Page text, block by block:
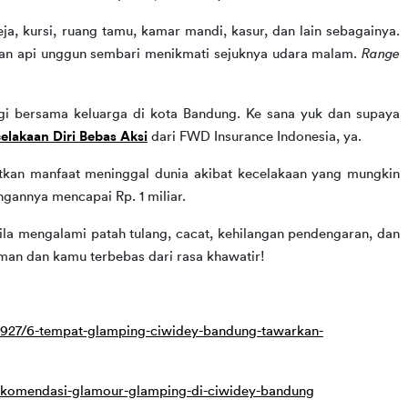
kursi, ruang tamu, kamar mandi, kasur, dan lain sebagainya.
api unggun sembari menikmati sejuknya udara malam. Range
keluarga di kota Bandung. Ke sana yuk dan supaya
Diri Bebas Aksi dari FWD Insurance Indonesia, ya.
manfaat meninggal dunia akibat kecelakaan yang mungkin
mencapai Rp. 1 miliar.
mengalami patah tulang, cacat, kehilangan pendengaran, dan
dan kamu terbebas dari rasa khawatir!
6-tempat-glamping-ciwidey-bandung-tawarkan-
glamour-glamping-di-ciwidey-bandung